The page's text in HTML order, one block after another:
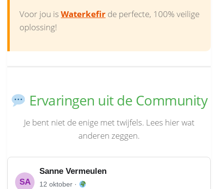
Voor jou is Waterkefir de perfecte, 100% veilige
oplossing!
Ervaringen uit de Community
Je bent niet de enige met twijfels. Lees hier wat
anderen zeggen.
SA
Sanne Vermeulen
12 oktober ·